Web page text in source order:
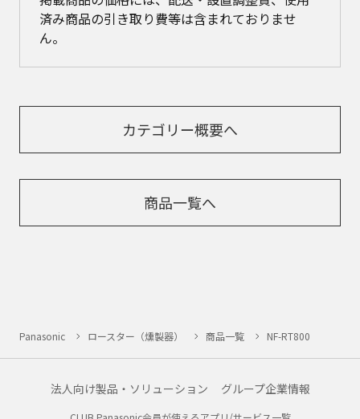
済み商品の引き取り費等は含まれておりませ
ん。
カテゴリー概要へ
商品一覧へ
Panasonic ロースター（燻製器） 商品一覧 NF-RT800
法人向け製品・ソリューション グループ企業情報